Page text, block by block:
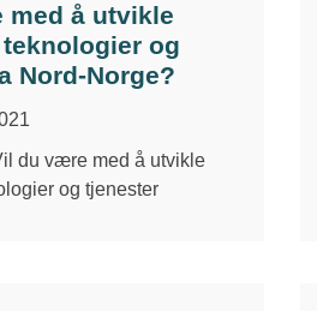
å utvikle
og
Nord-Norge?
du være med å utvikle
og tjenester